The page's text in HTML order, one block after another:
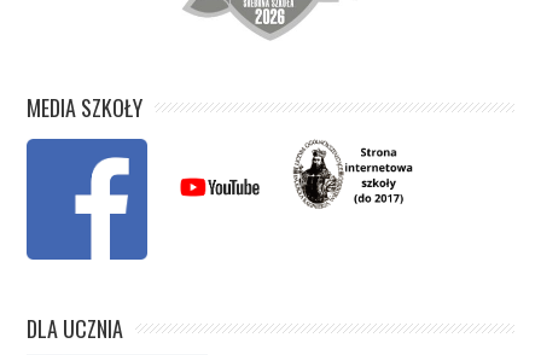
MEDIA SZKOŁY
DLA UCZNIA